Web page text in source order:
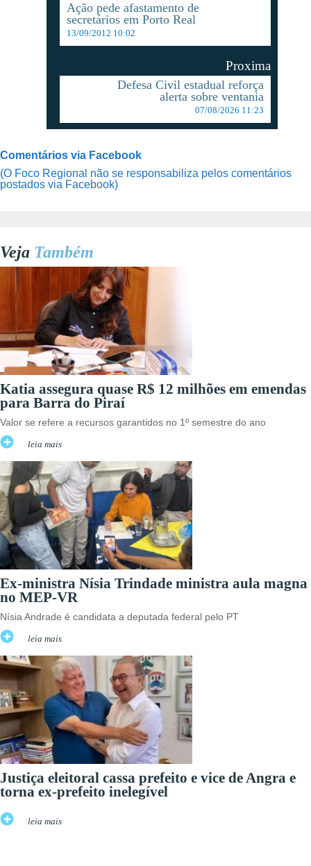
Ação pede afastamento de
secretários em Porto Real
13/09/2012 10:02
Proxima
Defesa Civil estadual reforça
alerta sobre ventania
07/08/2026 11:23
Comentários via Facebook
(O Foco Regional não se responsabiliza pelos comentários
postados via Facebook)
Veja Também
Katia assegura quase R$ 12 milhões em emendas
para Barra do Piraí
Valor se refere a recursos garantidos no 1º semestre do ano
leia mais
Ex-ministra Nísia Trindade ministra aula magna
no MEP-VR
Nísia Andrade é candidata a deputada federal pelo PT
leia mais
Justiça eleitoral cassa prefeito e vice de Angra e
torna ex-prefeito inelegível
leia mais